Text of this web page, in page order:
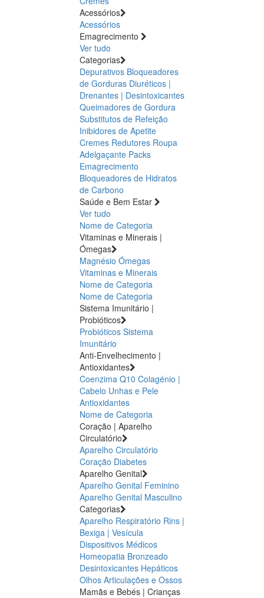
Acessórios
Acessórios
Emagrecimento
Ver tudo
Categorias
Depurativos Bloqueadores
de Gorduras Diuréticos |
Drenantes | Desintoxicantes
Queimadores de Gordura
Substitutos de Refeição
Inibidores de Apetite
Cremes Redutores Roupa
Adelgaçante Packs
Emagrecimento
Bloqueadores de Hidratos
de Carbono
Saúde e Bem Estar
Ver tudo
Nome de Categoria
Vitaminas e Minerais |
Ómegas
Magnésio Ómegas
Vitaminas e Minerais
Nome de Categoria
Nome de Categoria
Sistema Imunitário |
Probióticos
Probióticos Sistema
Imunitário
Anti-Envelhecimento |
Antioxidantes
Coenzima Q10 Colagénio |
Cabelo Unhas e Pele
Antioxidantes
Nome de Categoria
Coração | Aparelho
Circulatório
Aparelho Circulatório
Coração Diabetes
Aparelho Genital
Aparelho Genital Feminino
Aparelho Genital Masculino
Categorias
Aparelho Respiratório Rins |
Bexiga | Vesícula
Dispositivos Médicos
Homeopatia Bronzeado
Desintoxicantes Hepáticos
Olhos Articulações e Ossos
Mamãs e Bebés | Crianças